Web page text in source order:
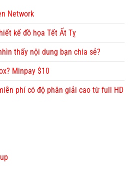
Network
kế đồ họa Tết Ất Tỵ
thấy nội dung bạn chia sẻ?
Minpay $10
phí có độ phân giải cao từ full HD